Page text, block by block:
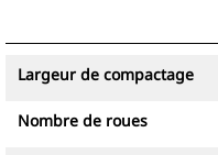
Largeur de compactage
Nombre de roues